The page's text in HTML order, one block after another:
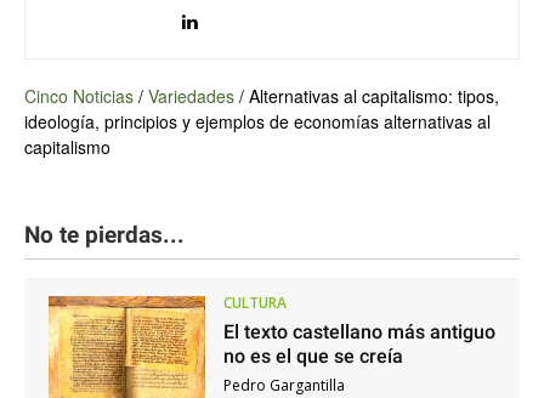
Cinco Noticias / Variedades / Alternativas al capitalismo: tipos,
ideología, principios y ejemplos de economías alternativas al
capitalismo
No te pierdas...
CULTURA
El texto castellano más antiguo
no es el que se creía
Pedro Gargantilla